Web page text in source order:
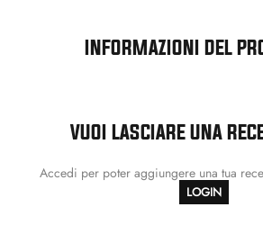
INFORMAZIONI DEL
VUOI LASCIARE UNA
Accedi per poter aggiungere una tua
LOGIN